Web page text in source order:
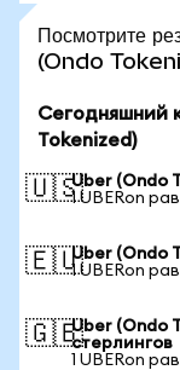
Посмотрите
(Ondo
Сегодняшний
Tokenized)
🇺🇸Uber (Ondo
1 UBERon
🇪🇺Uber (Ondo
1 UBERon
🇬🇧Uber (Ondo
стерлингов
1 UBERon